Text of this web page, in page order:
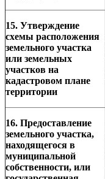
15. Утверждение
схемы расположения
земельного участка
или земельных
участков на
кадастровом плане
территории
16. Предоставление
земельного участка,
находящегося в
муниципальной
собственности, или